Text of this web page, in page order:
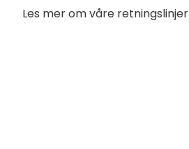
Les mer om våre retningslinjer